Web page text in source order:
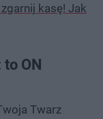
kasę! Jak
ON
Twarz